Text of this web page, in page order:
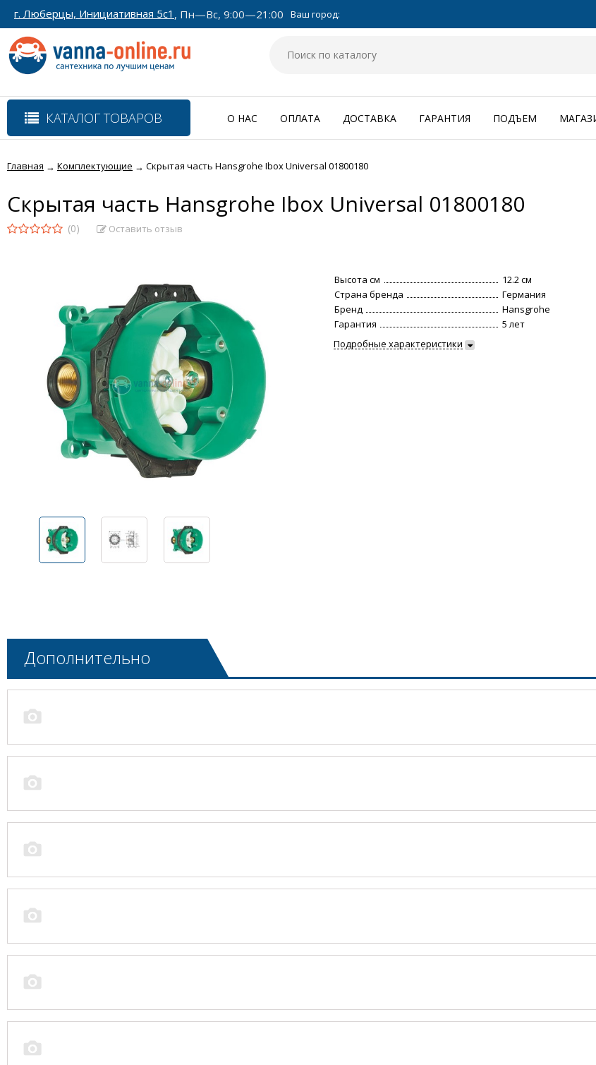
г. Люберцы, Инициативная 5с1 , Пн—Вс, 9:00—21:00 Ваш город:
КАТАЛОГ ТОВАРОВ О НАС ОПЛАТА ДОСТАВКА ГАРАНТИЯ ПОДЪЕМ
Главная → Комплектующие → Скрытая часть Hansgrohe Ibox Universal 01800180
Скрытая часть Hansgrohe Ibox Universal 01800180
(0) Оставить отзыв
Высота см
12.2 см
Страна бренда
Германия
Бренд
Hansgrohe
Гарантия
5 лет
Подробные характеристики
Дополнительно